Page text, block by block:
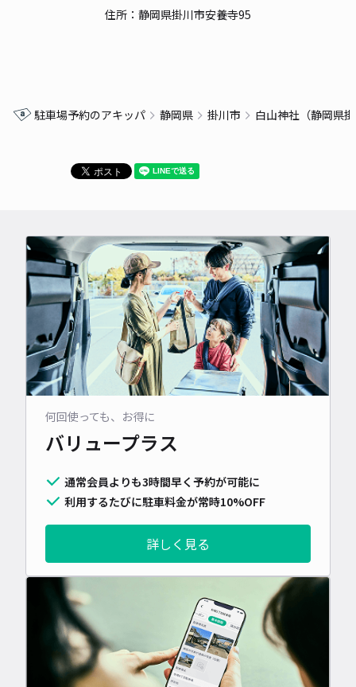
住所：静岡県掛川市安養寺95
駐車場予約のアキッパ 静岡県 掛川市 白山神社（静岡県
何回使っても、お得に
バリュープラス
通常会員よりも3時間早く予約が可能に
利用するたびに駐車料金が常時10%OFF
詳しく見る